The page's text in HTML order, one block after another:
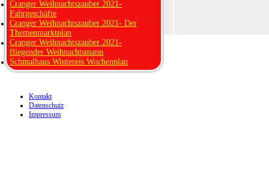
Cranger Weihnachtszauber 2021-
Fahrgeschäfte
Cranger Weihnachtszauber 2021- Der
Themenmarktplan
Cranger Weihnachtszauber 2021-
fliegender Weihnachtsmann
Schmalhaus Wintereis Wochenplan
Kontakt
Datenschutz
Impressum